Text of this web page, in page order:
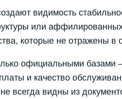
видимость
или
которые не отражены в
официальными базами
и качество
всегда видны из